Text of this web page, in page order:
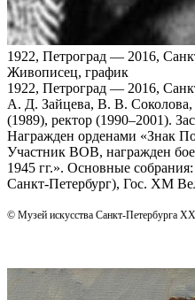
1922, Петроград — 2016,
Живописец, график
1922, Петроград — 2016,
А. Д. Зайцева, В. В.
(1989), ректор (1990–2001).
Награжден орденами «Знак
Участник ВОВ, награжден
1945 гг.». Основные
Санкт‑Петербург), Гос. ХМ
© Музей искусства Санкт-Петербурга